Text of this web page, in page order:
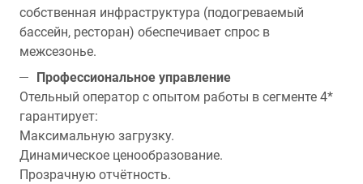
собственная инфраструктура (подогреваемый
бассейн, ресторан) обеспечивает спрос в
межсезонье.
Профессиональное управление
Отельный оператор с опытом работы в сегменте 4*
гарантирует:
Максимальную загрузку.
Динамическое ценообразование.
Прозрачную отчётность.